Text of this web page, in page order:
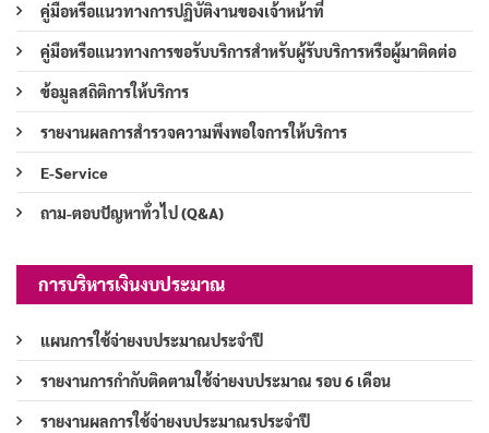
คู่มือหรือแนวทางการปฏิบัติงานของเจ้าหน้าที่
คู่มือหรือแนวทางการขอรับบริการสำหรับผู้รับบริการหรือผู้มาติดต่อ
ข้อมูลสถิติการให้บริการ
รายงานผลการสำรวจความพึงพอใจการให้บริการ
E-Service
ถาม-ตอบปัญหาทั่วไป (Q&A)
การบริหารเงินงบประมาณ
แผนการใช้จ่ายงบประมาณประจำปี
รายงานการกำกับติดตามใช้จ่ายงบประมาณ รอบ 6 เดือน
รายงานผลการใช้จ่ายงบประมาณรประจำปี